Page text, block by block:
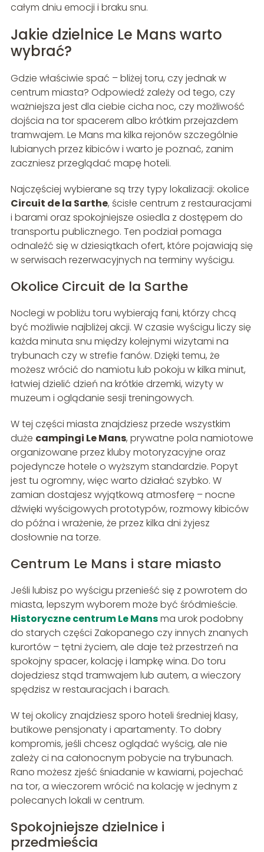
całym dniu emocji i braku snu.
Jakie dzielnice Le Mans warto
wybrać?
Gdzie właściwie spać – bliżej toru, czy jednak w
centrum miasta? Odpowiedź zależy od tego, czy
ważniejsza jest dla ciebie cicha noc, czy możliwość
dojścia na tor spacerem albo krótkim przejazdem
tramwajem. Le Mans ma kilka rejonów szczególnie
lubianych przez kibiców i warto je poznać, zanim
zaczniesz przeglądać mapę hoteli.
Najczęściej wybierane są trzy typy lokalizacji: okolice
Circuit de la Sarthe, ścisłe centrum z restauracjami
i barami oraz spokojniejsze osiedla z dostępem do
transportu publicznego. Ten podział pomaga
odnaleźć się w dziesiątkach ofert, które pojawiają się
w serwisach rezerwacyjnych na terminy wyścigu.
Okolice Circuit de la Sarthe
Noclegi w pobliżu toru wybierają fani, którzy chcą
być możliwie najbliżej akcji. W czasie wyścigu liczy się
każda minuta snu między kolejnymi wizytami na
trybunach czy w strefie fanów. Dzięki temu, że
możesz wrócić do namiotu lub pokoju w kilka minut,
łatwiej dzielić dzień na krótkie drzemki, wizyty w
muzeum i oglądanie sesji treningowych.
W tej części miasta znajdziesz przede wszystkim
duże campingi Le Mans, prywatne pola namiotowe
organizowane przez kluby motoryzacyjne oraz
pojedyncze hotele o wyższym standardzie. Popyt
jest tu ogromny, więc warto działać szybko. W
zamian dostajesz wyjątkową atmosferę – nocne
dźwięki wyścigowych prototypów, rozmowy kibiców
do późna i wrażenie, że przez kilka dni żyjesz
dosłownie na torze.
Centrum Le Mans i stare miasto
Jeśli lubisz po wyścigu przenieść się z powrotem do
miasta, lepszym wyborem może być śródmieście.
Historyczne centrum Le Mansma urok podobny
do starych części Zakopanego czy innych znanych
kurortów – tętni życiem, ale daje też przestrzeń na
spokojny spacer, kolację i lampkę wina. Do toru
dojedziesz stąd tramwajem lub autem, a wieczory
spędzisz w restauracjach i barach.
W tej okolicy znajdziesz sporo hoteli średniej klasy,
butikowe pensjonaty i apartamenty. To dobry
kompromis, jeśli chcesz oglądać wyścig, ale nie
zależy ci na całonocnym pobycie na trybunach.
Rano możesz zjeść śniadanie w kawiarni, pojechać
na tor, a wieczorem wrócić na kolację w jednym z
polecanych lokali w centrum.
Spokojniejsze dzielnice i
przedmieścia